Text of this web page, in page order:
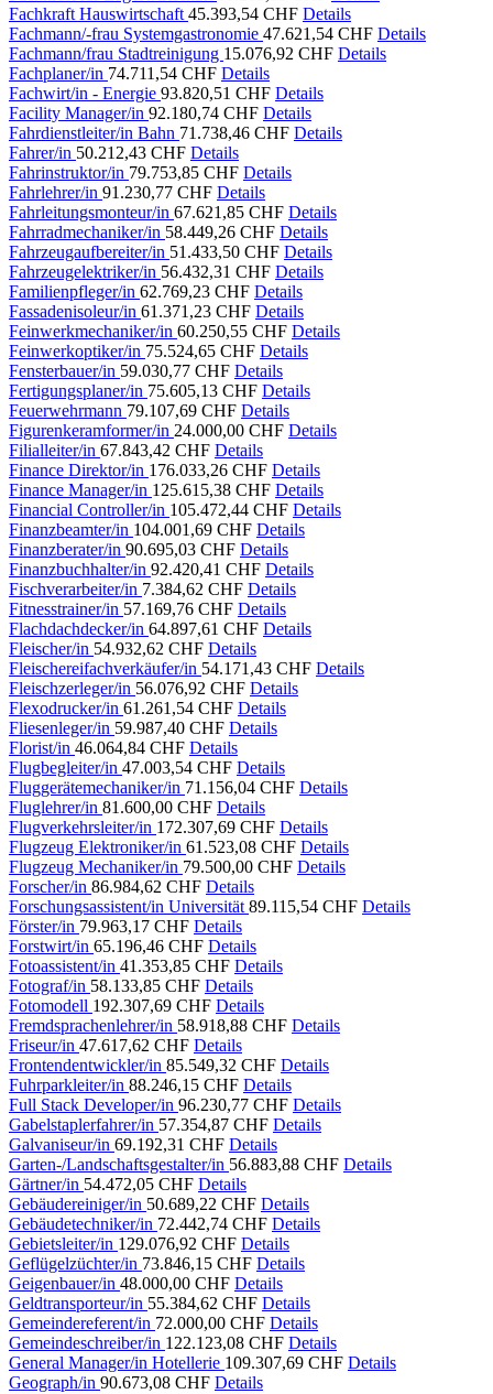
Fachkraft Hauswirtschaft 45.393,54 CHF Details
Fachmann/-frau Systemgastronomie 47.621,54 CHF Details
Fachmann/frau Stadtreinigung 15.076,92 CHF Details
Fachplaner/in 74.711,54 CHF Details
Fachwirt/in - Energie 93.820,51 CHF Details
Facility Manager/in 92.180,74 CHF Details
Fahrdienstleiter/in Bahn 71.738,46 CHF Details
Fahrer/in 50.212,43 CHF Details
Fahrinstruktor/in 79.753,85 CHF Details
Fahrlehrer/in 91.230,77 CHF Details
Fahrleitungsmonteur/in 67.621,85 CHF Details
Fahrradmechaniker/in 58.449,26 CHF Details
Fahrzeugaufbereiter/in 51.433,50 CHF Details
Fahrzeugelektriker/in 56.432,31 CHF Details
Familienpfleger/in 62.769,23 CHF Details
Fassadenisoleur/in 61.371,23 CHF Details
Feinwerkmechaniker/in 60.250,55 CHF Details
Feinwerkoptiker/in 75.524,65 CHF Details
Fensterbauer/in 59.030,77 CHF Details
Fertigungsplaner/in 75.605,13 CHF Details
Feuerwehrmann 79.107,69 CHF Details
Figurenkeramformer/in 24.000,00 CHF Details
Filialleiter/in 67.843,42 CHF Details
Finance Direktor/in 176.033,26 CHF Details
Finance Manager/in 125.615,38 CHF Details
Financial Controller/in 105.472,44 CHF Details
Finanzbeamter/in 104.001,69 CHF Details
Finanzberater/in 90.695,03 CHF Details
Finanzbuchhalter/in 92.420,41 CHF Details
Fischverarbeiter/in 7.384,62 CHF Details
Fitnesstrainer/in 57.169,76 CHF Details
Flachdachdecker/in 64.897,61 CHF Details
Fleischer/in 54.932,62 CHF Details
Fleischereifachverkäufer/in 54.171,43 CHF Details
Fleischzerleger/in 56.076,92 CHF Details
Flexodrucker/in 61.261,54 CHF Details
Fliesenleger/in 59.987,40 CHF Details
Florist/in 46.064,84 CHF Details
Flugbegleiter/in 47.003,54 CHF Details
Fluggerätemechaniker/in 71.156,04 CHF Details
Fluglehrer/in 81.600,00 CHF Details
Flugverkehrsleiter/in 172.307,69 CHF Details
Flugzeug Elektroniker/in 61.523,08 CHF Details
Flugzeug Mechaniker/in 79.500,00 CHF Details
Forscher/in 86.984,62 CHF Details
Forschungsassistent/in Universität 89.115,54 CHF Details
Förster/in 79.963,17 CHF Details
Forstwirt/in 65.196,46 CHF Details
Fotoassistent/in 41.353,85 CHF Details
Fotograf/in 58.133,85 CHF Details
Fotomodell 192.307,69 CHF Details
Fremdsprachenlehrer/in 58.918,88 CHF Details
Friseur/in 47.617,62 CHF Details
Frontendentwickler/in 85.549,32 CHF Details
Fuhrparkleiter/in 88.246,15 CHF Details
Full Stack Developer/in 96.230,77 CHF Details
Gabelstaplerfahrer/in 57.354,87 CHF Details
Galvaniseur/in 69.192,31 CHF Details
Garten-/Landschaftsgestalter/in 56.883,88 CHF Details
Gärtner/in 54.472,05 CHF Details
Gebäudereiniger/in 50.689,22 CHF Details
Gebäudetechniker/in 72.442,74 CHF Details
Gebietsleiter/in 129.076,92 CHF Details
Geflügelzüchter/in 73.846,15 CHF Details
Geigenbauer/in 48.000,00 CHF Details
Geldtransporteur/in 55.384,62 CHF Details
Gemeindereferent/in 72.000,00 CHF Details
Gemeindeschreiber/in 122.123,08 CHF Details
General Manager/in Hotellerie 109.307,69 CHF Details
Geograph/in 90.673,08 CHF Details